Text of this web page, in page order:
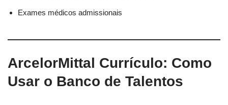
Exames médicos admissionais
ArcelorMittal Currículo: Como
Usar o Banco de Talentos